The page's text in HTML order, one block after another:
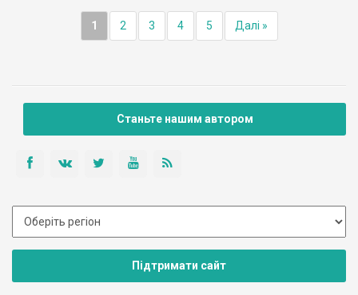
1 2 3 4 5 Далі »
Станьте нашим автором
Підтримати сайт